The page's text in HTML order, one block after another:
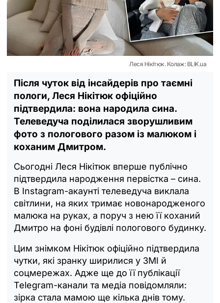
Леся Нікітюк. Колаж: BLIK.ua
Після чуток від інсайдерів про таємні
пологи, Леся Нікітюк офіційно
підтвердила: вона народила сина.
Телеведуча поділилася зворушливим
фото з пологового разом із малюком і
коханим Дмитром.
Сьогодні Леся Нікітюк вперше публічно
підтвердила народження первістка – сина.
В Instagram-акаунті телеведуча виклала
світлини, на яких тримає новонародженого
малюка на руках, а поруч з нею її коханий
Дмитро на фоні будівлі пологового будинку.
Цим знімком Нікітюк офіційно підтвердила
чутки, які зранку ширилися у ЗМІ й
соцмережах. Адже ще до її публікації
Telegram-канали та медіа повідомляли:
зірка стала мамою ще кілька днів тому.